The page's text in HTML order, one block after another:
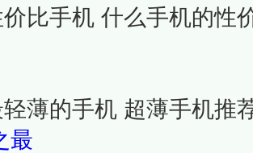
比手机 什么手机的性
薄的手机 超薄手机推
最